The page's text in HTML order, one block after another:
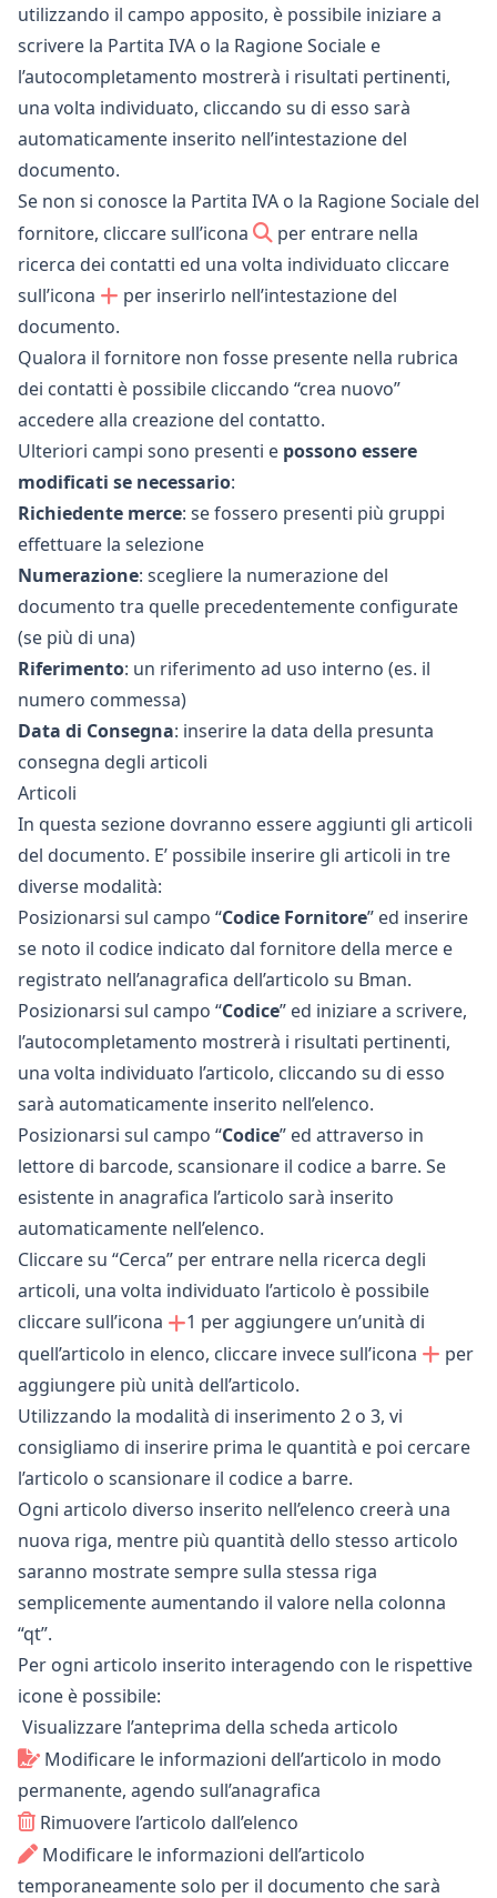
utilizzando il campo apposito, è possibile iniziare a
scrivere la Partita IVA o la Ragione Sociale e
l’autocompletamento mostrerà i risultati pertinenti,
una volta individuato, cliccando su di esso sarà
automaticamente inserito nell’intestazione del
documento.
Se non si conosce la Partita IVA o la Ragione Sociale del
fornitore, cliccare sull’icona
per entrare nella
ricerca dei contatti ed una volta individuato cliccare
sull’icona
per inserirlo nell’intestazione del
documento.
Qualora il fornitore non fosse presente nella rubrica
dei contatti è possibile cliccando “crea nuovo”
accedere alla creazione del contatto.
Ulteriori campi sono presenti e possono essere
modificati se necessario:
Richiedente merce: se fossero presenti più gruppi
effettuare la selezione
Numerazione: scegliere la numerazione del
documento tra quelle precedentemente configurate
(se più di una)
Riferimento: un riferimento ad uso interno (es. il
numero commessa)
Data di Consegna: inserire la data della presunta
consegna degli articoli
Articoli
In questa sezione dovranno essere aggiunti gli articoli
del documento. E’ possibile inserire gli articoli in tre
diverse modalità:
Posizionarsi sul campo “Codice Fornitore” ed inserire
se noto il codice indicato dal fornitore della merce e
registrato nell’anagrafica dell’articolo su Bman.
Posizionarsi sul campo “Codice” ed iniziare a scrivere,
l’autocompletamento mostrerà i risultati pertinenti,
una volta individuato l’articolo, cliccando su di esso
sarà automaticamente inserito nell’elenco.
Posizionarsi sul campo “Codice” ed attraverso in
lettore di barcode, scansionare il codice a barre. Se
esistente in anagrafica l’articolo sarà inserito
automaticamente nell’elenco.
Cliccare su “Cerca” per entrare nella ricerca degli
articoli, una volta individuato l’articolo è possibile
cliccare sull’icona
1 per aggiungere un’unità di
quell’articolo in elenco, cliccare invece sull’icona
per
aggiungere più unità dell’articolo.
Utilizzando la modalità di inserimento 2 o 3, vi
consigliamo di inserire prima le quantità e poi cercare
l’articolo o scansionare il codice a barre.
Ogni articolo diverso inserito nell’elenco creerà una
nuova riga, mentre più quantità dello stesso articolo
saranno mostrate sempre sulla stessa riga
semplicemente aumentando il valore nella colonna
“qt”.
Per ogni articolo inserito interagendo con le rispettive
icone è possibile:
Visualizzare l’anteprima della scheda articolo
Modificare le informazioni dell’articolo in modo
permanente, agendo sull’anagrafica
Rimuovere l’articolo dall’elenco
Modificare le informazioni dell’articolo
temporaneamente solo per il documento che sarà